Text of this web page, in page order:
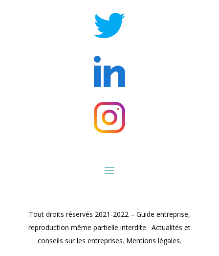
Tout droits réservés 2021-2022 – Guide entreprise,
reproduction même partielle interdite. Actualités et
conseils sur les entreprises. Mentions légales.